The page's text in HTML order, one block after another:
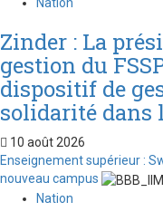
Nation
Zinder : La
gestion du
dispositif de
solidarité dans
10 août 2026
Enseignement supérieur :
nouveau campus
Nation